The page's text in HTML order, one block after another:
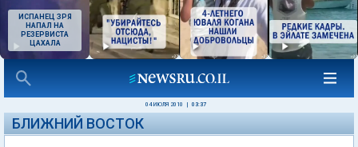
ИСПАНЕЦ ЗРЯ
НАПАЛ НА
РЕЗЕРВИСТА
ЦАХАЛА
04 ИЮЛЯ 2010 03:37
БЛИЖНИЙ ВОСТОК